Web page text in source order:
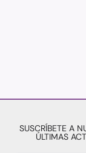
SUSCRÍBETE A
ÚLTIMAS